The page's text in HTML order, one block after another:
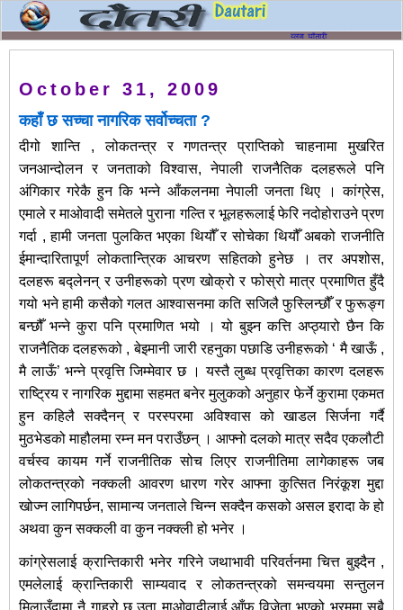
October 31, 2009
कहाँ छ सच्चा नागरिक सर्वोच्चता ?
दीगो शान्ति , लोकतन्त्र र गणतन्त्र प्राप्तिको चाहनामा मुखरित
जनआन्दोलन र जनताको विश्वास, नेपाली राजनैतिक दलहरूले पनि
अंगिकार गरेकै हुन कि भन्ने आँकलनमा नेपाली जनता थिए । कांग्रेस,
एमाले र माओवादी समेतले पुराना गल्ति र भूलहरूलाई फेरि नदोहोराउने प्रण
गर्दा , हामी जनता पुलकित भएका थियौँ र सोचेका थियौँ अबको राजनीति
ईमान्दारितापूर्ण लोकतान्त्रिक आचरण सहितको हुनेछ । तर अपशोस,
दलहरू बद्लेनन् र उनीहरूको प्रण खोक्रो र फोस्रो मात्र प्रमाणित हुँदै
गयो भने हामी कसैको गलत आश्वासनमा कति सजिलै फुस्लिन्छौँ र फुरूङ्ग
बन्छौँ भन्ने कुरा पनि प्रमाणित भयो । यो बुझ्न कत्ति अप्ठ्यारो छैन कि
राजनैतिक दलहरूको , बेइमानी जारी रहनुका पछाडि उनीहरूको ‘ मै खाऊँ ,
मै लाऊँ’ भन्ने प्रवृत्ति जिम्मेवार छ । यस्तै लुब्ध प्रवृत्तिका कारण दलहरू
राष्ट्रिय र नागरिक मुद्दामा सहमत बनेर मुलुकको अनुहार फेर्ने कुरामा एकमत
हुन कहिलै सक्दैनन् र परस्परमा अविश्वास को खाडल सिर्जना गर्दै
मुठभेडको माहौलमा रम्न मन पराउँछन् । आफ्नो दलको मात्र सदैव एकलौटी
वर्चस्व कायम गर्ने राजनीतिक सोच लिएर राजनीतिमा लागेकाहरू जब
लोकतन्त्रको नक्कली आवरण धारण गरेर आफ्ना कुत्सित निरंकूश मुद्दा
खोज्न लागिपर्छन, सामान्य जनताले चिन्न सक्दैन कसको असल इरादा के हो
अथवा कुन सक्कली वा कुन नक्क्ली हो भनेर ।
कांग्रेसलाई क्रान्तिकारी भनेर गरिने जथाभावी परिवर्तनमा चित्त बुझ्दैन ,
एमलेलाई क्रान्तिकारी साम्यवाद र लोकतन्त्रको समन्वयमा सन्तुलन